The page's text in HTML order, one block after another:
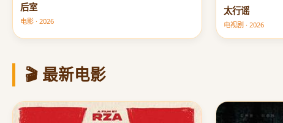
后室
电影 · 2026
太行谣
电视剧 · 2026
🎬 最新电影